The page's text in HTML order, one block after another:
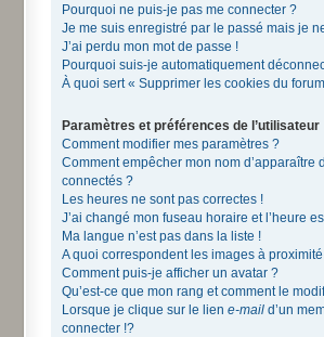
Pourquoi ne puis-je pas me connecter ?
Je me suis enregistré par le passé mais je
J’ai perdu mon mot de passe !
Pourquoi suis-je automatiquement
À quoi sert « Supprimer les cookies du
Paramètres et préférences de l’utilisateur
Comment modifier mes paramètres ?
Comment empêcher mon nom d’apparaître
connectés ?
Les heures ne sont pas correctes !
J’ai changé mon fuseau horaire et l’heure
Ma langue n’est pas dans la liste !
A quoi correspondent les images à
Comment puis-je afficher un avatar ?
Qu’est-ce que mon rang et comment le
Lorsque je clique sur le lien e-mail d’un
connecter !?